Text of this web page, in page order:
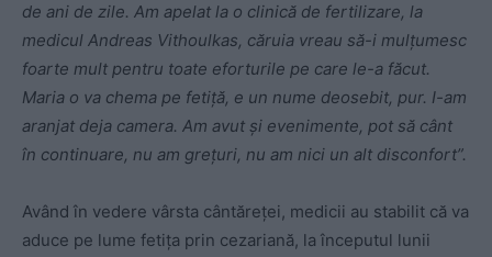
de ani de zile. Am apelat la o clinică de fertilizare, la
medicul Andreas Vithoulkas, căruia vreau să-i mulţumesc
foarte mult pentru toate eforturile pe care le-a făcut.
Maria o va chema pe fetiţă, e un nume deosebit, pur. I-am
aranjat deja camera. Am avut şi evenimente, pot să cânt
în continuare, nu am greţuri, nu am nici un alt disconfort”.
Având în vedere vârsta cântăreței, medicii au stabilit că va
aduce pe lume fetița prin cezariană, la începutul lunii